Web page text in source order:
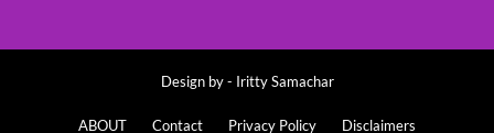
Design by - Iritty Samachar
ABOUT Contact Privacy Policy Disclaimers